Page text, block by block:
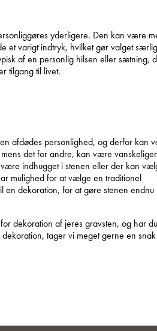
yderligere. Den kan være
et varigt indtryk, hvilket gør valget
af en personlig hilsen eller sætning,
tilgang til livet.
afdødes personlighed, og derfor kan
det for andre, kan være
indhugget i stenen eller der kan
mulighed for at vælge en traditionel
en dekoration, for at gøre stenen endnu
dekoration af jeres gravsten, og har
tager vi meget gerne en